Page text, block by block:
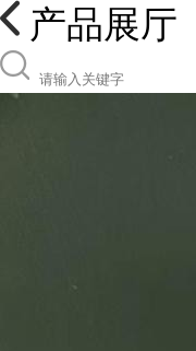
产品展厅